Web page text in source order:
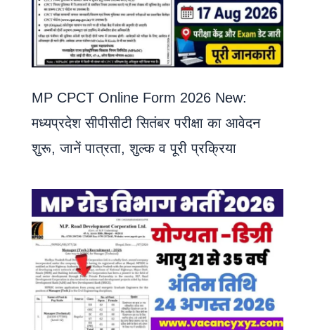
MP CPCT Online Form 2026 New:
मध्यप्रदेश सीपीसीटी सितंबर परीक्षा का आवेदन
शुरू, जानें पात्रता, शुल्क व पूरी प्रक्रिया